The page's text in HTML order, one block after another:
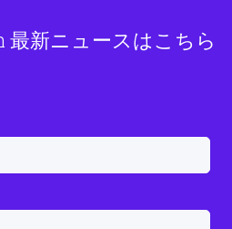
新ニュースはこちら